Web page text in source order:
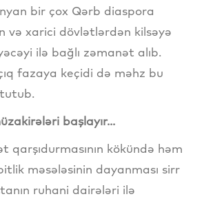
bir çox Qərb diaspora
və xarici dövlətlərdən kilsəyə
ilə bağlı zəmanət alıb.
fazaya keçidi də məhz bu
başlayır...
qarşıdurmasının kökündə həm
məsələsinin dayanması sirr
ruhani dairələri ilə